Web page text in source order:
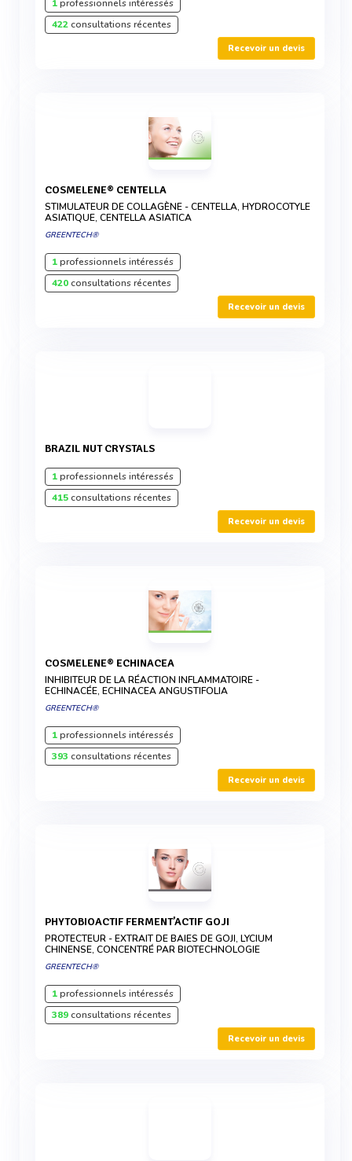
1professionnels intéressés
422consultations récentes
Recevoir un devis
COSMELENE® CENTELLA
STIMULATEUR DE COLLAGÈNE - CENTELLA, HYDROCOTYLE
ASIATIQUE, CENTELLA ASIATICA
GREENTECH®
1professionnels intéressés
420consultations récentes
Recevoir un devis
BRAZIL NUT CRYSTALS
1professionnels intéressés
415consultations récentes
Recevoir un devis
COSMELENE® ECHINACEA
INHIBITEUR DE LA RÉACTION INFLAMMATOIRE -
ECHINACÉE, ECHINACEA ANGUSTIFOLIA
GREENTECH®
1professionnels intéressés
393 consultations récentes
Recevoir un devis
PHYTOBIOACTIF FERMENT’ACTIF GOJI
PROTECTEUR - EXTRAIT DE BAIES DE GOJI, LYCIUM
CHINENSE, CONCENTRÉ PAR BIOTECHNOLOGIE
GREENTECH®
1professionnels intéressés
389consultations récentes
Recevoir un devis